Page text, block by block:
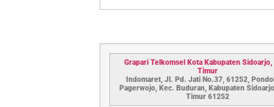
Grapari Telkomsel Kota Kabupaten Sidoarjo,
Timur
Indomaret, Jl. Pd. Jati No.37, 61252,
Pagerwojo, Kec. Buduran, Kabupaten
Timur 61252